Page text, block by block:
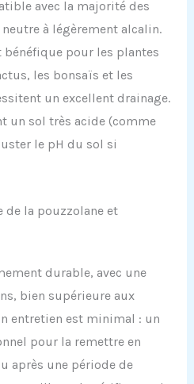
avec la majorité des
à légèrement alcalin.
pour les plantes
les bonsaïs et les
un excellent drainage.
un sol très acide (comme
le pH du sol si
de la pouzzolane et
durable, avec une
bien supérieure aux
entretien est minimal : un
pour la remettre en
après une période de